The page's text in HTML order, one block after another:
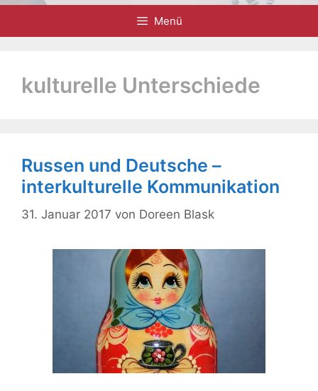
Menü
kulturelle Unterschiede
Russen und Deutsche –
interkulturelle Kommunikation
31. Januar 2017 von Doreen Blask